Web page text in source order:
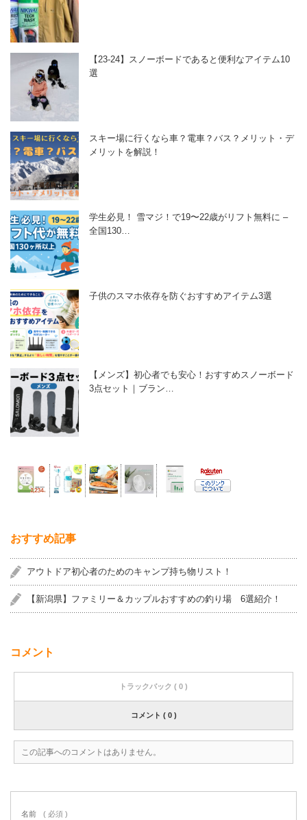
【23-24】スノーボードであると便利なアイテム10
選
スキー場に行くなら車？電車？バス？メリット・デ
メリットを解説！
学生必見！ 雪マジ！で19〜22歳がリフト無料に –
全国130…
子供のスマホ依存を防ぐおすすめアイテム3選
【メンズ】初心者でも安心！おすすめスノーボード
3点セット｜ブラン…
おすすめ記事
アウトドア初心者のためのキャンプ持ち物リスト！
【新潟県】ファミリー＆カップルおすすめの釣り場 6選紹介！
コメント
トラックバック ( 0 )
コメント ( 0 )
この記事へのコメントはありません。
名前 ( 必須 )